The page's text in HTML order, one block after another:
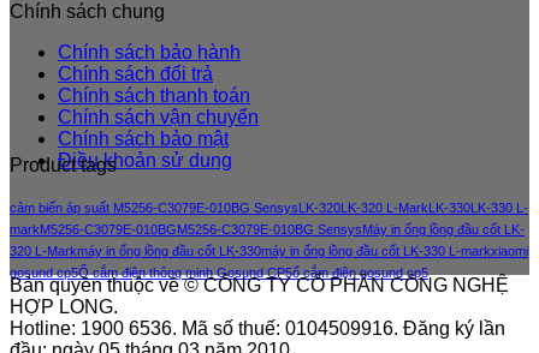
Chính sách chung
Chính sách bảo hành
Chính sách đổi trả
Chính sách thanh toán
Chính sách vận chuyển
Chính sách bảo mật
Điều khoản sử dung
Product tags
cảm biến áp suất M5256-C3079E-010BG Sensys LK-320 LK-320 L-Mark LK-330 LK-330 L-
markM5256-C3079E-010BGM5256-C3079E-010BG SensysMáy in ống lồng đầu cốt LK-
320 L-Markmáy in ống lồng đầu cốt LK-330máy in ống lồng đầu cốt LK-330 L-markxiaomi
gosund cp5Ổ cắm điện thông minh Gosund CP5ổ cắm điện gosund cp5
Bản quyền thuộc về © CÔNG TY CỔ PHẦN CÔNG NGHỆ
HỢP LONG.
Hotline: 1900 6536. Mã số thuế: 0104509916. Đăng ký lần